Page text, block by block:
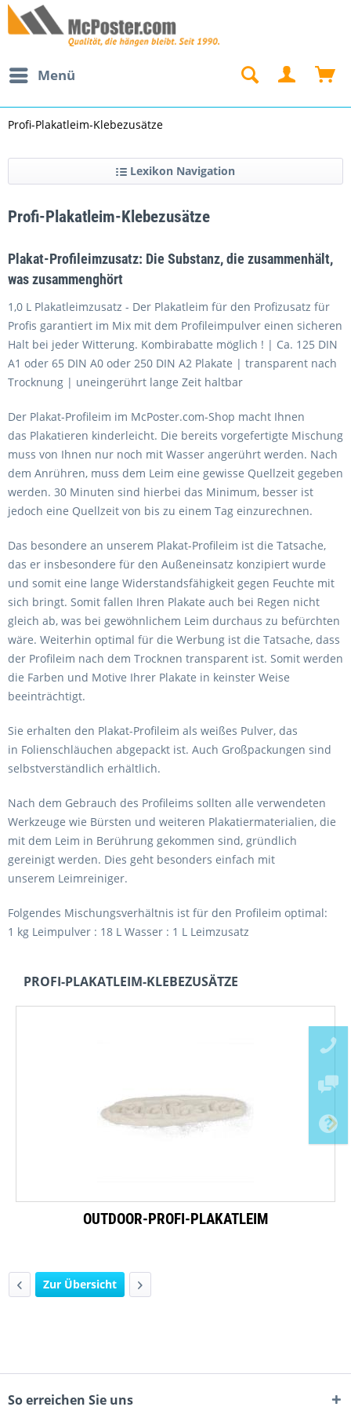
Menü
Profi-Plakatleim-Klebezusätze
Lexikon Navigation
Profi-Plakatleim-Klebezusätze
Plakat-Profileimzusatz: Die Substanz, die zusammenhält,
was zusammenghört
1,0 L Plakatleimzusatz - Der Plakatleim für den Profizusatz für
Profis garantiert im Mix mit dem Profileimpulver einen sicheren
Halt bei jeder Witterung. Kombirabatte möglich ! | Ca. 125 DIN
A1 oder 65 DIN A0 oder 250 DIN A2 Plakate | transparent nach
Trocknung | uneingerührt lange Zeit haltbar
Der Plakat-Profileim im McPoster.com-Shop macht Ihnen
das Plakatieren kinderleicht. Die bereits vorgefertigte Mischung
muss von Ihnen nur noch mit Wasser angerührt werden. Nach
dem Anrühren, muss dem Leim eine gewisse Quellzeit gegeben
werden. 30 Minuten sind hierbei das Minimum, besser ist
jedoch eine Quellzeit von bis zu einem Tag einzurechnen.
Das besondere an unserem Plakat-Profileim ist die Tatsache,
das er insbesondere für den Außeneinsatz konzipiert wurde
und somit eine lange Widerstandsfähigkeit gegen Feuchte mit
sich bringt. Somit fallen Ihren Plakate auch bei Regen nicht
gleich ab, was bei gewöhnlichem Leim durchaus zu befürchten
wäre. Weiterhin optimal für die Werbung ist die Tatsache, dass
der Profileim nach dem Trocknen transparent ist. Somit werden
die Farben und Motive Ihrer Plakate in keinster Weise
beeinträchtigt.
Sie erhalten den Plakat-Profileim als weißes Pulver, das
in Folienschläuchen abgepackt ist. Auch Großpackungen sind
selbstverständlich erhältlich.
Nach dem Gebrauch des Profileims sollten alle verwendeten
Werkzeuge wie Bürsten und weiteren Plakatiermaterialien, die
mit dem Leim in Berührung gekommen sind, gründlich
gereinigt werden. Dies geht besonders einfach mit
unserem Leimreiniger.
Folgendes Mischungsverhältnis ist für den Profileim optimal:
1 kg Leimpulver : 18 L Wasser : 1 L Leimzusatz
PROFI-PLAKATLEIM-KLEBEZUSÄTZE
OUTDOOR-PROFI-PLAKATLEIM
Zur Übersicht
So erreichen Sie uns